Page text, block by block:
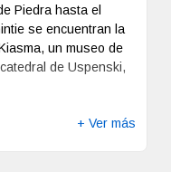
Piedra hasta el
se encuentran la
un museo de
de Uspenski,
+ Ver más